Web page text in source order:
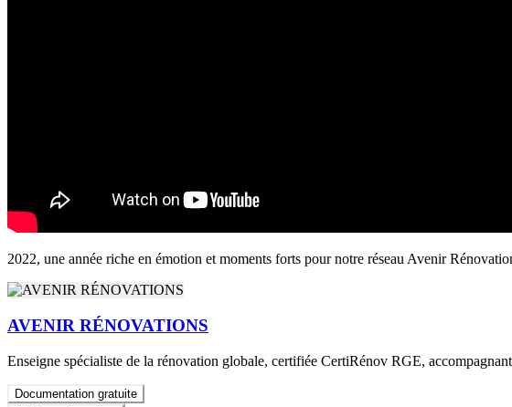
2022, une année riche en émotion et moments forts pour notre réseau Avenir
AVENIR RÉNOVATIONS
Enseigne spécialiste de la rénovation globale, certifiée CertiRénov RGE,
Documentation gratuite